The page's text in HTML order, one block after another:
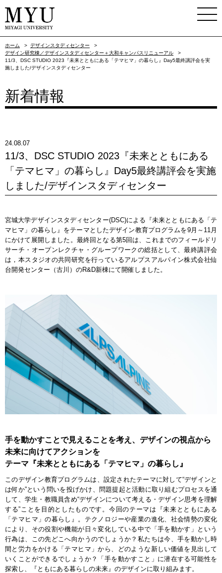
ホーム > デザインスタディセンター
>
デザイン研究棟／デザインスタディセンター＋大和キャンパスリニューアル
>
11/3、DSC STUDIO 2023『未来とともにある「テマヒマ」の暮らし』Day5最終講評会を実
施しました/デザインスタディセンター
新着情報
24.08.07
11/3、DSC STUDIO 2023『未来とともにある
「テマヒマ」の暮らし』Day5最終講評会を実施
しました/デザインスタディセンター
宮城大学デザインスタディセンター(DSC)による『未来とともにある「テ
マヒマ」の暮らし』をテーマとしたデザイン教育プログラムを9月～11月
にかけて展開しました。最終回となる第5回は、これまでのフィールドリ
サーチ・オープンレクチャ・グループワークの総括として、最終講評会
は，本スタジオの共同研究を行っているアルプスアルパイン株式会社仙
台開発センター（古川）のR&D新棟にて開催しました。
手を動かすことで見えることを考え、デザインの視点から
未来に向けてアクションを
テーマ『未来とともにある「テマヒマ」の暮らし』
このデザイン教育プログラムは、設定されたテーマに対して“デザインと
は何か”という問いを投げかけ、問題提起と活動に取り組むプロセスを通
して、学生・教職員含め“デザインについて考える・デザイン思考を理解
する”ことを目的としたものです。今回のテーマは『未来とともにある
「テマヒマ」の暮らし』。テクノロジーや産業の進化、社会情勢の変化
により、その役割や機能が日々変化している中で「手を動かす」という
行為は、この先どこへ向かうのでしょうか？私たちは今、手を動かし時
間と労力をかける「テマヒマ」から、どのような新しい価値を見出して
いくことができるでしょうか？「手を動かすこと」に潜在する可能性を
探索し、『ともにある暮らしの未来』のデザインに取り組みます。